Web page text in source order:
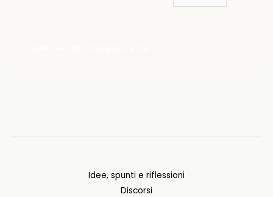
Idee, spunti e riflessioni
Discorsi